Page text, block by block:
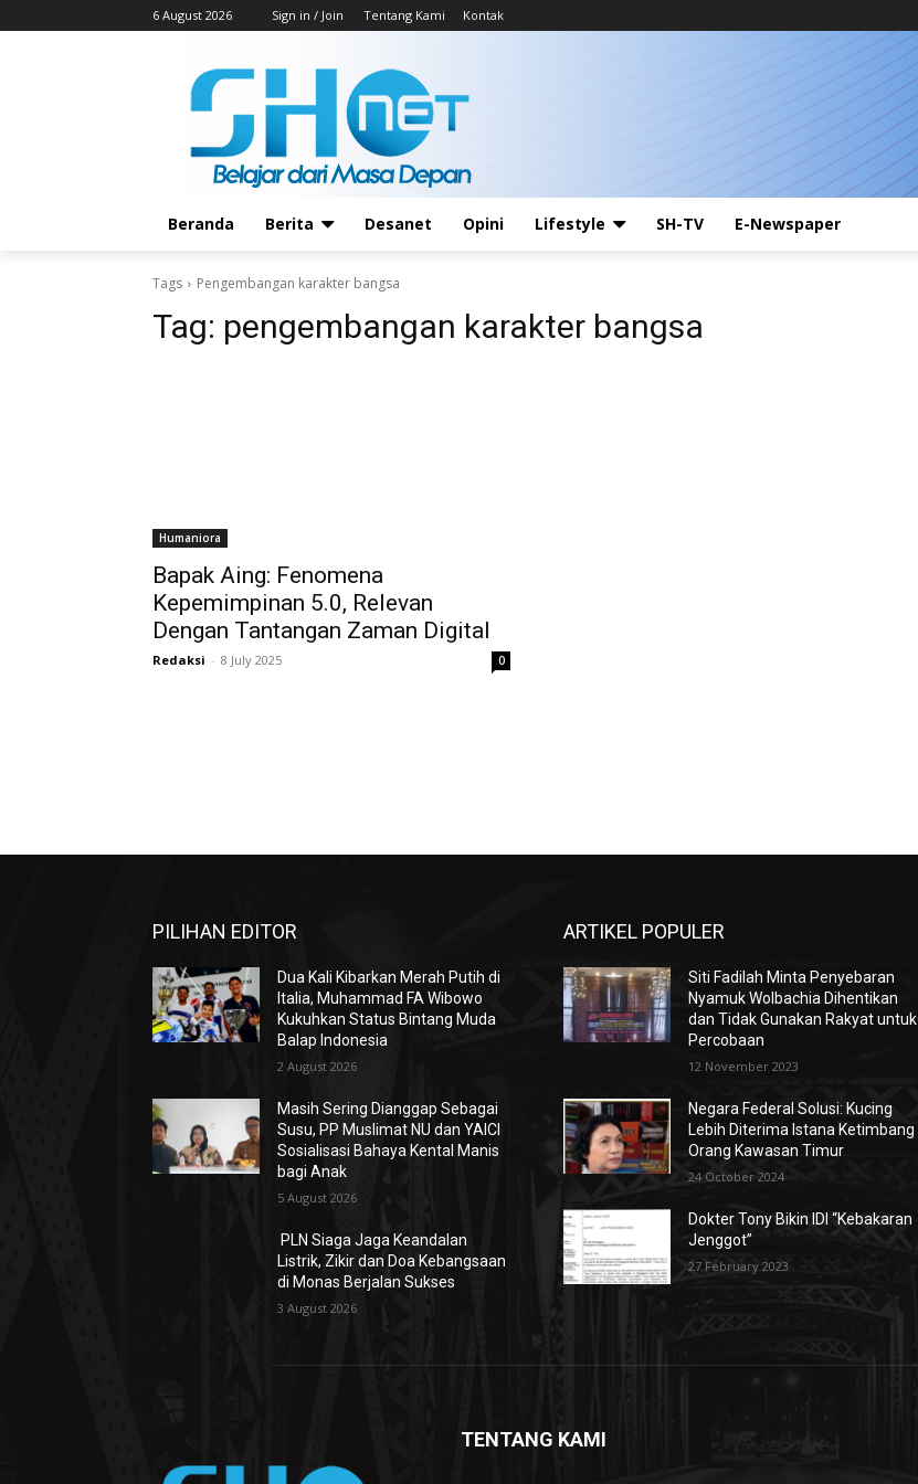
6 August 2026 Sign in / Join Tentang Kami Kontak
Beranda Berita Desanet Opini Lifestyle SH-TV E-Newspaper
Tags Pengembangan karakter bangsa
Tag: pengembangan karakter bangsa
Humaniora
Bapak Aing: Fenomena
Kepemimpinan 5.0, Relevan
Dengan Tantangan Zaman Digital
Redaksi - 8 July 2025 0
PILIHAN EDITOR
Dua Kali Kibarkan Merah Putih di
Italia, Muhammad FA Wibowo
Kukuhkan Status Bintang Muda
Balap Indonesia
2 August 2026
Masih Sering Dianggap Sebagai
Susu, PP Muslimat NU dan YAICI
Sosialisasi Bahaya Kental Manis
bagi Anak
5 August 2026
PLN Siaga Jaga Keandalan
Listrik, Zikir dan Doa Kebangsaan
di Monas Berjalan Sukses
3 August 2026
ARTIKEL POPULER
Siti Fadilah Minta Penyebaran
Nyamuk Wolbachia Dihentikan
dan Tidak Gunakan Rakyat untuk
Percobaan
12 November 2023
Negara Federal Solusi: Kucing
Lebih Diterima Istana Ketimbang
Orang Kawasan Timur
24 October 2024
Dokter Tony Bikin IDI “Kebakaran
Jenggot”
27 February 2023
TENTANG KAMI